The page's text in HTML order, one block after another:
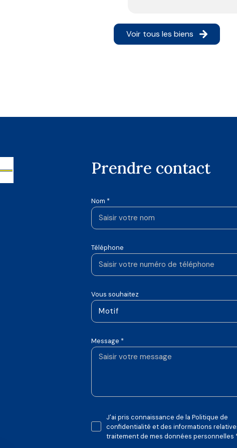
Voir tous les biens
prendre contact
Nom *
Téléphone
Vous souhaitez
Motif
Message *
J'ai pris connaissance de la Politique de
confidentialité et des informations
traitement de mes données personnelles